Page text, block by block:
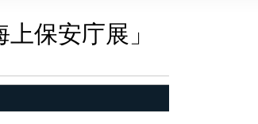
保安庁展」